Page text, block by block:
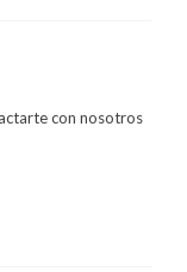
con nosotros